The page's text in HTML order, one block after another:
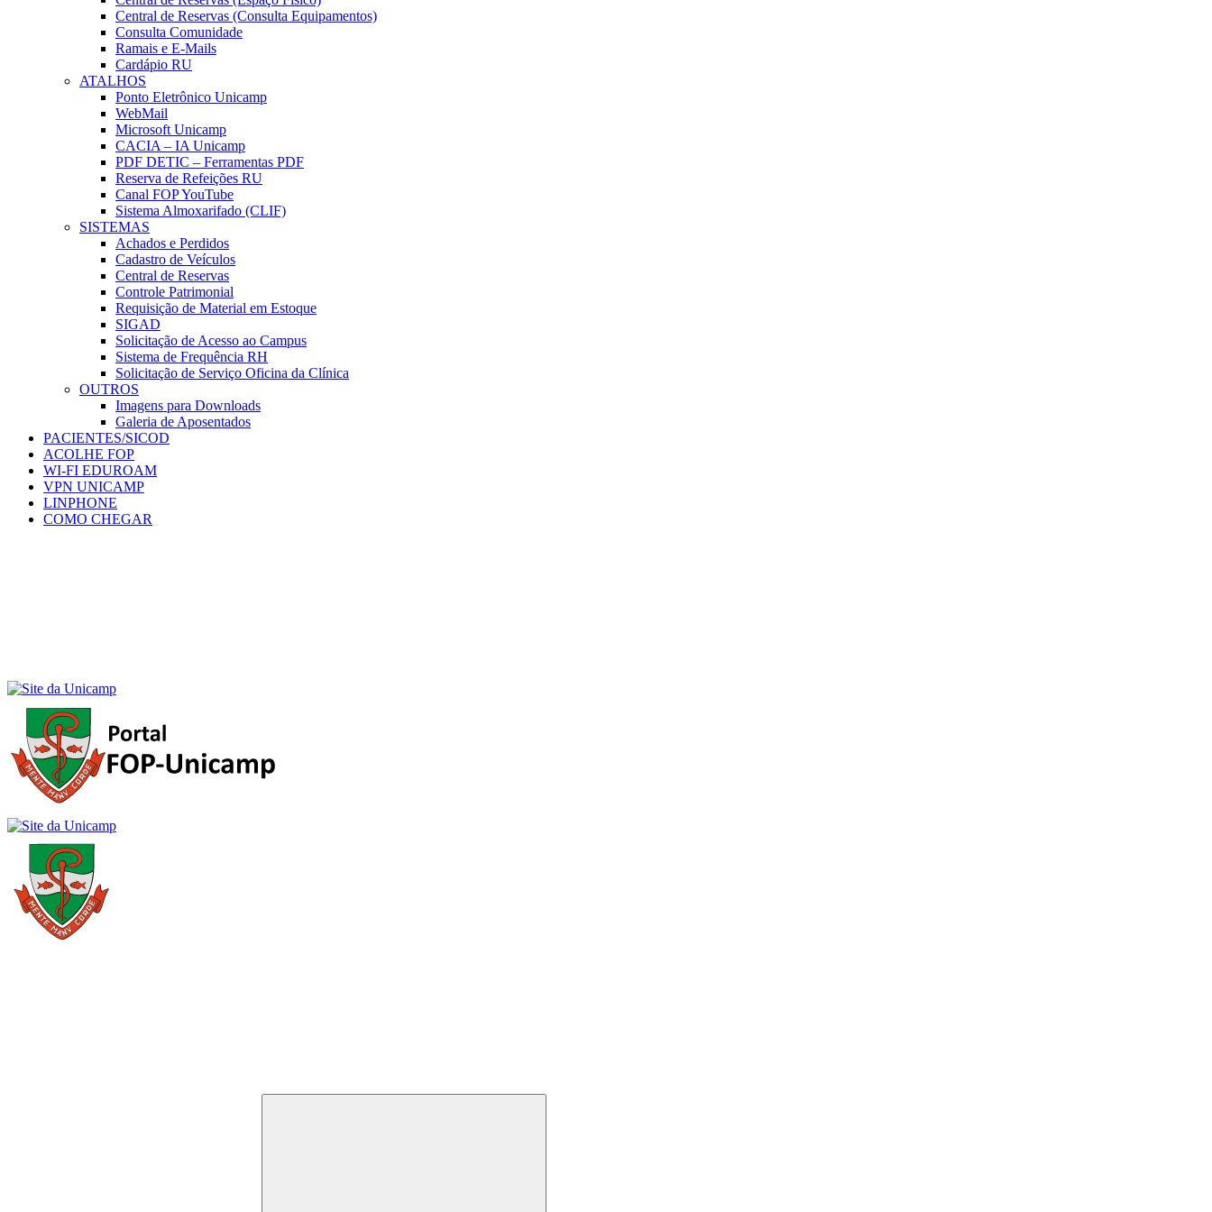
Central de Reservas (Consulta Equipamentos)
Consulta Comunidade
Ramais e E-Mails
Cardápio RU
ATALHOS
Ponto Eletrônico Unicamp
WebMail
Microsoft Unicamp
CACIA – IA Unicamp
PDF DETIC – Ferramentas PDF
Reserva de Refeições RU
Canal FOP YouTube
Sistema Almoxarifado (CLIF)
SISTEMAS
Achados e Perdidos
Cadastro de Veículos
Central de Reservas
Controle Patrimonial
Requisição de Material em Estoque
SIGAD
Solicitação de Acesso ao Campus
Sistema de Frequência RH
Solicitação de Serviço Oficina da Clínica
OUTROS
Imagens para Downloads
Galeria de Aposentados
PACIENTES/SICOD
ACOLHE FOP
WI-FI EDUROAM
VPN UNICAMP
LINPHONE
COMO CHEGAR